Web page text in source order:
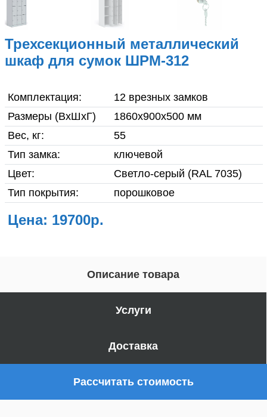
Фото готовой продукции
Вакансии
Доставка
Контакты
Трехсекционный металлический
шкаф для сумок ШРМ-312
Комплектация:
12 врезных замков
Размеры (ВхШхГ)
1860x900x500 мм
Вес, кг:
55
Тип замка:
ключевой
Цвет:
Светло-серый (RAL 7035)
Тип покрытия:
порошковое
Цена: 19700р.
Описание товара
Услуги
Доставка
Рассчитать стоимость